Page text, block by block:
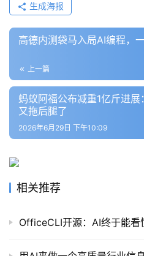
生成海报
高德内测袋马入局AI编程，
上一篇
蚂蚁阿福公布减重1亿斤进
又拖后腿了
2026年6月29日 下午10:09
相关推荐
OfficeCLI开源：AI终于能看